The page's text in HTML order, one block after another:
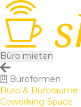
Büro mieten
Büroformen
Büro & Büroräume
Coworking Space